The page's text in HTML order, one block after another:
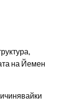
на Йемен